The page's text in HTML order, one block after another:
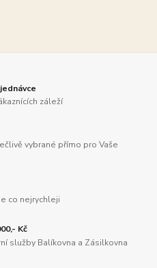
záleží
vybrané přímo pro Vaše
co nejrychleji
Kč
služby Balíkovna a Zásilkovna